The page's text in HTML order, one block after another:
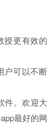
授更有效的
户可以不断
件。欢迎大
最好的网